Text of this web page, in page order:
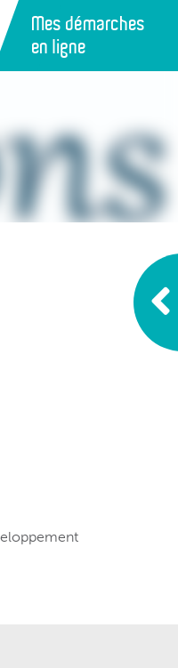
Mes démarches
en ligne